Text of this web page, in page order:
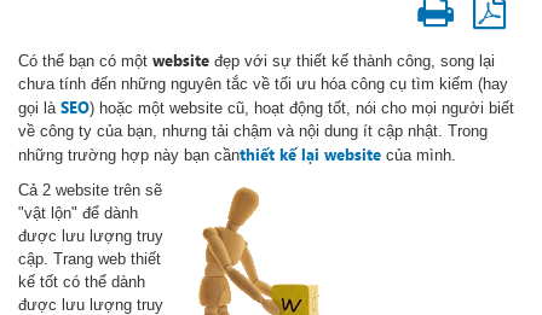
Có thể bạn có một website đẹp với sự thiết kế thành công, song lại
chưa tính đến những nguyên tắc về tối ưu hóa công cụ tìm kiếm (hay
gọi là SEO) hoặc một website cũ, hoạt động tốt, nói cho mọi người biết
về công ty của bạn, nhưng tải chậm và nội dung ít cập nhật. Trong
những trường hợp này bạn cầnthiết kế lại website của mình.
Cả 2 website trên sẽ
"vật lộn" để dành
được lưu lượng truy
cập. Trang web thiết
kế tốt có thể dành
được lưu lượng truy